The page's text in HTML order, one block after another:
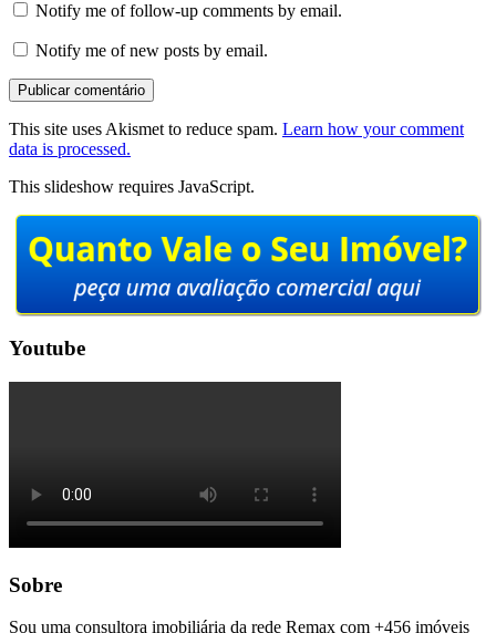
Notify me of follow-up comments by email.
Notify me of new posts by email.
This site uses Akismet to reduce spam. Learn how your comment
data is processed.
This slideshow requires JavaScript.
Youtube
Sobre
Sou uma consultora imobiliária da rede Remax com +456 imóveis